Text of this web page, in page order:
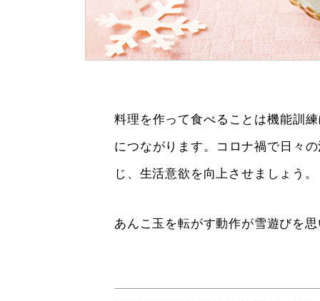
料理を作って食べることは機能訓
につながります。コロナ禍で日々
じ、生活意欲を向上させましょう。
あんこ玉を転がす動作が雪遊びを